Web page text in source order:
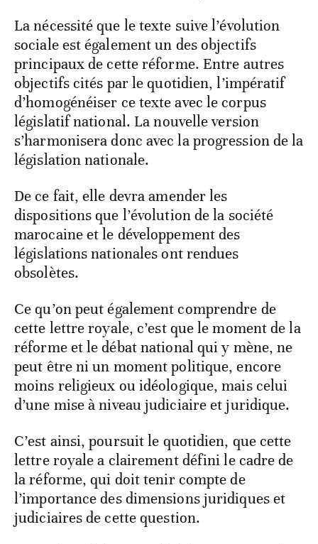
La nécessité que le texte suive l’évolution
sociale est également un des objectifs
principaux de cette réforme. Entre autres
objectifs cités par le quotidien, l’impératif
d’homogénéiser ce texte avec le corpus
législatif national. La nouvelle version
s’harmonisera donc avec la progression de la
législation nationale.
De ce fait, elle devra amender les
dispositions que l’évolution de la société
marocaine et le développement des
législations nationales ont rendues
obsolètes.
Ce qu’on peut également comprendre de
cette lettre royale, c’est que le moment de la
réforme et le débat national qui y mène, ne
peut être ni un moment politique, encore
moins religieux ou idéologique, mais celui
d’une mise à niveau judiciaire et juridique.
C’est ainsi, poursuit le quotidien, que cette
lettre royale a clairement défini le cadre de
la réforme, qui doit tenir compte de
l’importance des dimensions juridiques et
judiciaires de cette question.